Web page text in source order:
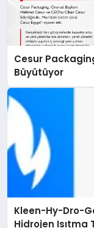
Cesur
Büyütüyor
Kleen-Hy-Dro-
Hidrojen Isıtma